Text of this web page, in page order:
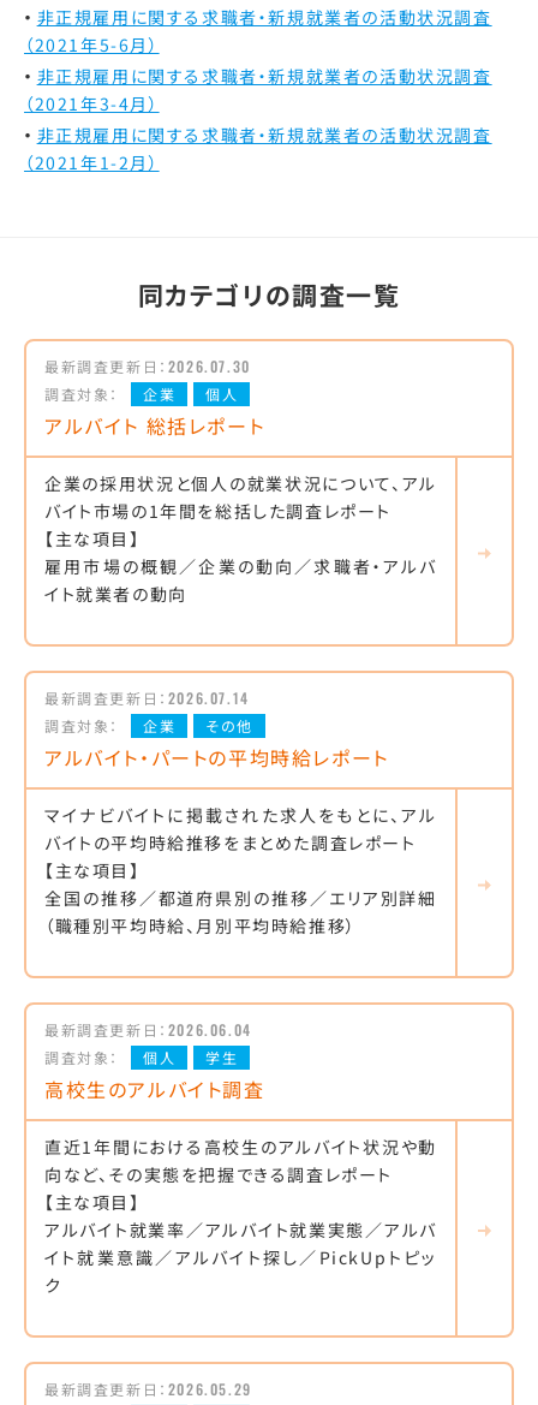
非正規雇用に関する求職者・新規就業者の活動状況調査
（2021年5-6月）
非正規雇用に関する求職者・新規就業者の活動状況調査
（2021年3-4月）
非正規雇用に関する求職者・新規就業者の活動状況調査
（2021年1-2月）
同カテゴリの調査一覧
最新調査更新日： 2026.07.30
調査対象：
企業 個人
アルバイト 総括レポート
企業の採用状況と個人の就業状況について、アル
バイト市場の1年間を総括した調査レポート
【主な項目】
雇用市場の概観／企業の動向／求職者・アルバ
イト就業者の動向
最新調査更新日： 2026.07.14
調査対象：
企業 その他
アルバイト・パートの平均時給レポート
マイナビバイトに掲載された求人をもとに、アル
バイトの平均時給推移をまとめた調査レポート
【主な項目】
全国の推移／都道府県別の推移／エリア別詳細
（職種別平均時給、月別平均時給推移）
最新調査更新日： 2026.06.04
調査対象：
個人 学生
高校生のアルバイト調査
直近1年間における高校生のアルバイト状況や動
向など、その実態を把握できる調査レポート
【主な項目】
アルバイト就業率／アルバイト就業実態／アルバ
イト就業意識／アルバイト探し／PickUpトピッ
ク
最新調査更新日： 2026.05.29